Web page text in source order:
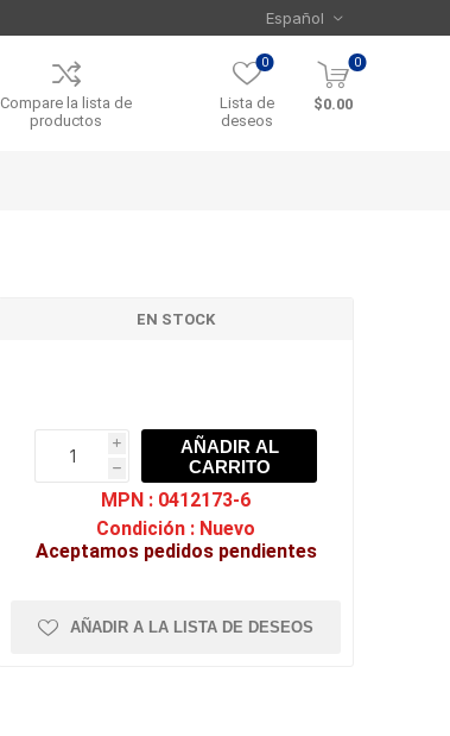
Compare la lista de
productos
Lista de
deseos
0 0
$0.00
EN STOCK
i
h
h
AÑADIR AL
CARRITO
MPN : 0412173-6
Condición : Nuevo
Aceptamos pedidos pendientes
AÑADIR A LA LISTA DE DESEOS